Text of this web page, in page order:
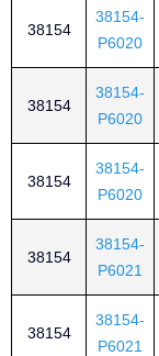
38154
38154-
P6020
38154
38154-
P6020
38154
38154-
P6020
38154
38154-
P6021
38154
38154-
P6021